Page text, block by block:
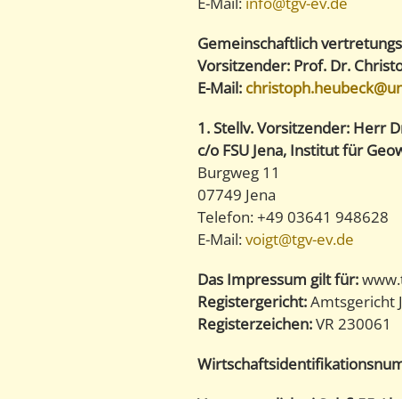
Gemeinschaftlich
Vorsitzender: Prof. Dr.
E-Mail:
1. Stellv. Vorsitzender: Herr
c/o FSU Jena, Institut für
Burgweg 11
07749 Jena
Telefon: +49 03641 948628
E-Mail:voigt@tgv-ev.de
Das Impressum gilt für:
Registergericht:Amtsgericht
Registerzeichen:VR 230061